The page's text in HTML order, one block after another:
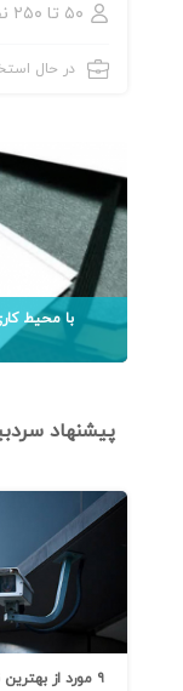
۵۰ تا ۲۵۰ نفر
در حال
با محیط
پیشنهاد
۹ مورد از